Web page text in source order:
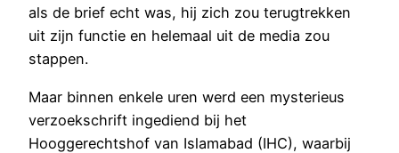
als de brief echt was, hij zich zou terugtrekken
uit zijn functie en helemaal uit de media zou
stappen.
Maar binnen enkele uren werd een mysterieus
verzoekschrift ingediend bij het
Hooggerechtshof van Islamabad (IHC), waarbij